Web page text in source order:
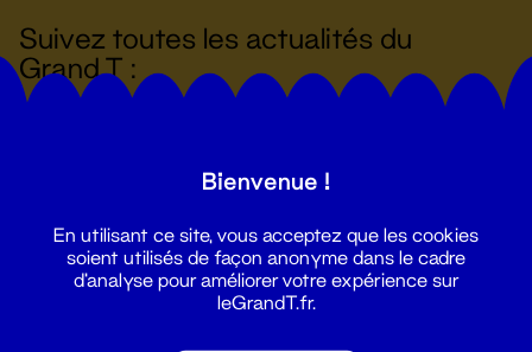
Suivez toutes les actualités du
Grand T :
Bienvenue !
En utilisant ce site, vous acceptez que les cookies
soient utilisés de façon anonyme dans le cadre
d'analyse pour améliorer votre expérience sur
leGrandT.fr.